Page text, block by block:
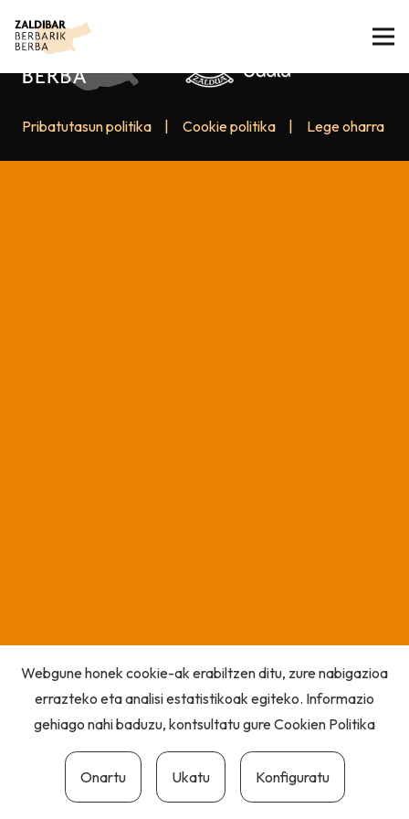
Pribatutasun politika Cookie politika Lege oharra
Webgune honek cookie-ak erabiltzen ditu, zure nabigazioa
errazteko eta analisi estatistikoak egiteko. Informazio
gehiago nahi baduzu, kontsultatu gureCookien Politika
Onartu Ukatu Konfiguratu